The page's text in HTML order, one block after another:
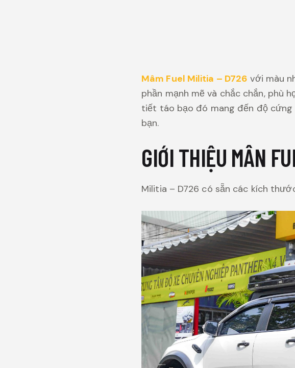
Mâm Fuel Militia – D726 với màu
phần mạnh mẽ và chắc chắn, phù
tiết táo bạo đó mang đến độ cứng
bạn.
GIỚI THIỆU MÂN
Militia – D726 có sẵn các kích